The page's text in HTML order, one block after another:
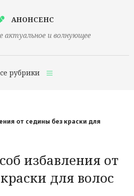
АНОНСЕНС
актуальное и волнующее
рубрики
от седины без краски для
избавления от
для волос